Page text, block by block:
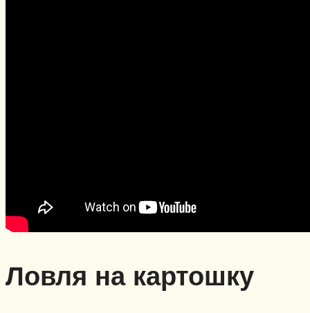
Ловля на картошку